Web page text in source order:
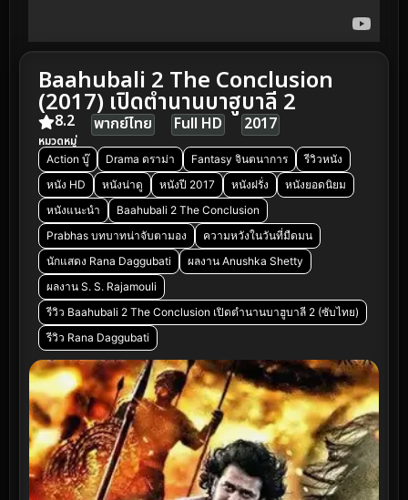
Baahubali 2 The Conclusion
(2017) เปิดตำนานบาฮูบาลี 2
8.2 พากย์ไทย Full HD 2017
หมวดหมู่
Action บู๊ Drama ดราม่า Fantasy จินตนาการ
รีวิวหนัง
หนัง HD
หนังน่าดู หนังปี 2017 หนังฝรั่ง
หนังยอดนิยม
หนังแนะนำ
Baahubali 2 The Conclusion
Prabhas บทบาทน่าจับตามอง
ความหวังในวันที่มืดมน
นักแสดง Rana Daggubati
ผลงาน Anushka Shetty
ผลงาน S. S. Rajamouli
รีวิว Baahubali 2 The Conclusion เปิดตำนานบาฮูบาลี 2 (ซับไทย)
รีวิว Rana Daggubati